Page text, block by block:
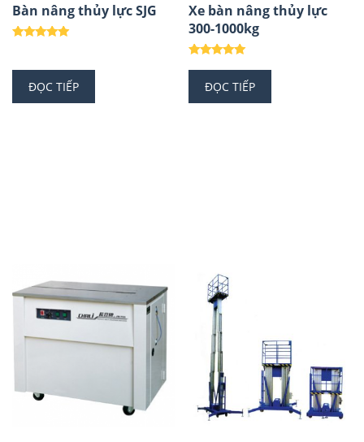
Bàn nâng thủy lực SJG
5.00
ĐỌC TIẾP
Xe bàn nâng thủy lực
300-1000kg
5.00
5 sao
ĐỌC TIẾP